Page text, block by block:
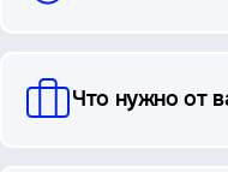
Что нужно от